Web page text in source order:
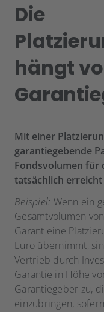
Die
hängt
Mit einer
garantiegebende
Fondsvolumen für
tatsächlich
Beispiel: Wenn ein
Gesamtvolumen
Garant eine
Euro übernimmt,
Vertrieb durch
Garantie in Höhe
Garantiegeber zu,
einzubringen,